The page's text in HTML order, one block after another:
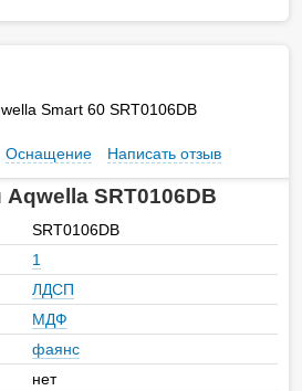
Smart 60 SRT0106DB
Оснащение Написать отзыв
Aqwella SRT0106DB
SRT0106DB
1
ЛДСП
МДФ
фаянс
нет